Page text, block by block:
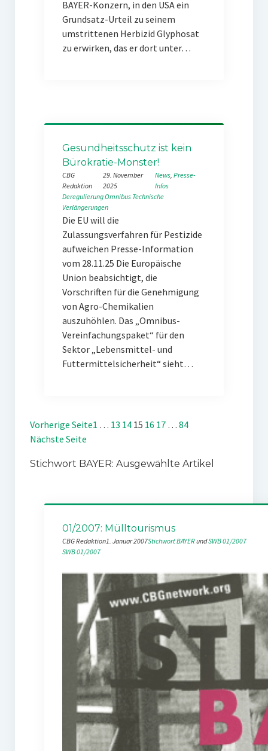
BAYER-Konzern, in den USA ein
Grundsatz-Urteil zu seinem
umstrittenen Herbizid Glyphosat
zu erwirken, das er dort unter…
Gesundheitsschutz ist kein
Bürokratie-Monster!
CBG
Redaktion
29. November
2025
News, Presse-
Infos
DeregulierungOmnibus Technische
Verlängerungen
Die EU will die
Zulassungsverfahren für Pestizide
aufweichen Presse-Information
vom 28.11.25 Die Europäische
Union beabsichtigt, die
Vorschriften für die Genehmigung
von Agro-Chemikalien
auszuhöhlen. Das „Omnibus-
Vereinfachungspaket“ für den
Sektor „Lebensmittel- und
Futtermittelsicherheit“ sieht…
Vorherige Seite1 … 13 14 15 16 17 … 84
Nächste Seite
Stichwort BAYER: Ausgewählte Artikel
01/2007: Mülltourismus
CBG Redaktion1. Januar 2007Stichwort BAYER und SWB 01/2007
SWB 01/2007